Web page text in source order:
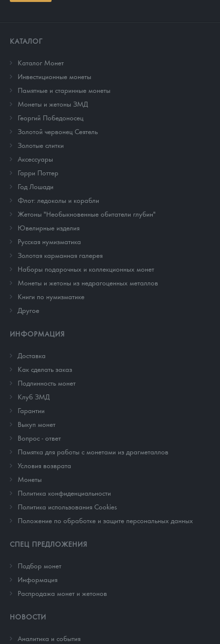
КАТАЛОГ
Каталог Монет
Инвестиционные монеты
Памятные и старинные монеты
Монеты и жетоны ЗМД
Георгий Победоносец
Золотой червонец Сеятель
Золотые слитки
Аксессуары
Гарри Поттер
Год Лошади
Флот: ледоколы и корабли
Жетоны "Необыкновенные обитатели глубин"
Ювелирные изделия
Русская нумизматика
Золотая карманная галерея
Наборы подарочных и коллекционных монет
Монеты и жетоны из недрагоценных металлов
Книги по нумизматике
Другое
ИНФОРМАЦИЯ
Доставка
Как сделать заказ
Подлинность монет
Клуб ЗМД
Гарантии
Выкуп монет
Вопрос - ответ
Памятка для работы с монетами из драгметаллов
Условия возврата
Монеты
Политика конфиденциальности
Политика использования Cookies
Положение по обработке и защите персональных данных
СПЕЦ ПРЕДЛОЖЕНИЯ
Подбор монет
Информация
Распродажа монет и жетонов
НОВОСТИ
Аналитика и события